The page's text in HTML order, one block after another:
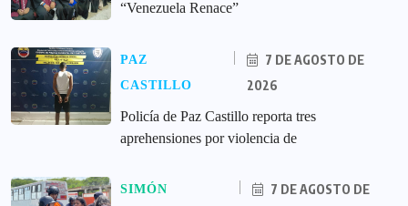
“Venezuela Renace”
PAZ
CASTILLO
7 DE AGOSTO DE
2026
‎Policía de Paz Castillo reporta tres
aprehensiones por violencia de
SIMÓN
7 DE AGOSTO DE